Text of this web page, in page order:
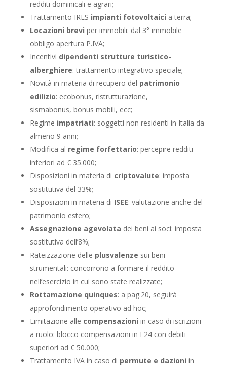
redditi dominicali e agrari;
Trattamento IRES impianti fotovoltaici a terra;
Locazioni brevi per immobili: dal 3° immobile
obbligo apertura P.IVA;
Incentivi dipendenti strutture turistico-
alberghiere: trattamento integrativo speciale;
Novità in materia di recupero del patrimonio
edilizio: ecobonus, ristrutturazione,
sismabonus, bonus mobili, ecc;
Regime impatriati: soggetti non residenti in Italia da
almeno 9 anni;
Modifica al regime forfettario: percepire redditi
inferiori ad € 35.000;
Disposizioni in materia di criptovalute: imposta
sostitutiva del 33%;
Disposizioni in materia di ISEE: valutazione anche del
patrimonio estero;
Assegnazione agevolata dei beni ai soci: imposta
sostitutiva dell’8%;
Rateizzazione delle plusvalenze sui beni
strumentali: concorrono a formare il reddito
nell’esercizio in cui sono state realizzate;
Rottamazione quinques: a pag.20, seguirà
approfondimento operativo ad hoc;
Limitazione alle compensazioni in caso di iscrizioni
a ruolo: blocco compensazioni in F24 con debiti
superiori ad € 50.000;
Trattamento IVA in caso di permute e dazioni in